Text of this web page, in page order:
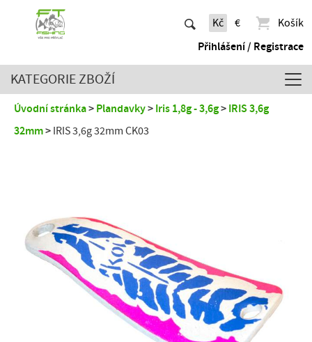
Kč €
Košík
Přihlášení / Registrace
KATEGORIE ZBOŽÍ
Úvodní stránka Plandavky Iris 1,8g - 3,6g
IRIS 3,6g
32mm
IRIS 3,6g 32mm CK03